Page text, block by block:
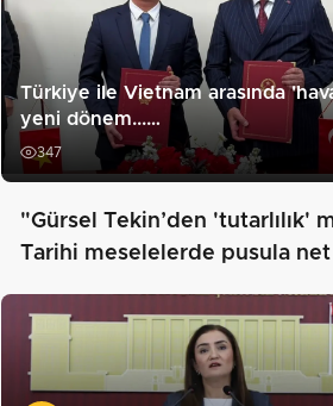
Türkiye ile Vietnam arasında
yeni dönem...…
347
"Gürsel Tekin’den 'tutarlılık'
Tarihi meselelerde pusula